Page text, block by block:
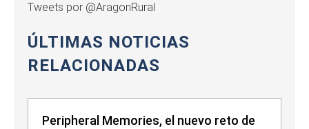
Tweets por @AragonRural
ÚLTIMAS NOTICIAS
RELACIONADAS
Peripheral Memories, el nuevo reto de